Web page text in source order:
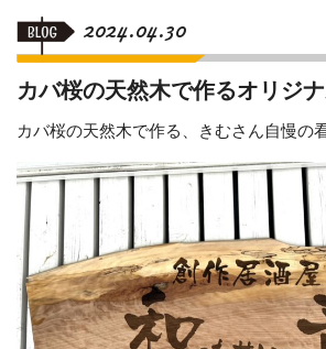
2024.04.30
カバ桜の天然木で作るオリジ
カバ桜の天然木で作る、きむさん自慢の